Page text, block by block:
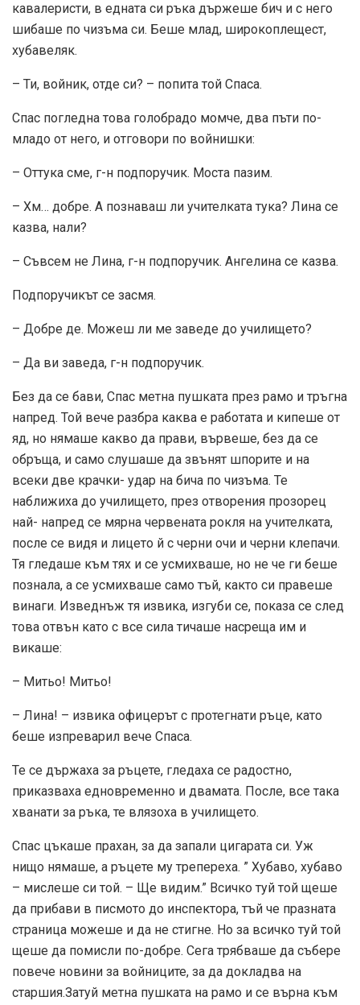
кавалеристи, в едната си ръка държеше бич и с него
шибаше по чизъма си. Беше млад, широкоплещест,
хубавеляк.
– Ти, войник, отде си? – попита той Спаса.
Спас погледна това голобрадо момче, два пъти по-
младо от него, и отговори по войнишки:
– Оттука сме, г-н подпоручик. Моста пазим.
– Хм… добре. А познаваш ли учителката тука? Лина се
казва, нали?
– Съвсем не Лина, г-н подпоручик. Ангелина се казва.
Подпоручикът се засмя.
– Добре де. Можеш ли ме заведе до училището?
– Да ви заведа, г-н подпоручик.
Без да се бави, Спас метна пушката през рамо и тръгна
напред. Той вече разбра каква е работата и кипеше от
яд, но нямаше какво да прави, вървеше, без да се
обръща, и само слушаше да звънят шпорите и на
всеки две крачки- удар на бича по чизъма. Те
наближиха до училището, през отворения прозорец
най- напред се мярна червената рокля на учителката,
после се видя и лицето й с черни очи и черни клепачи.
Тя гледаше към тях и се усмихваше, но не че ги беше
познала, а се усмихваше само тъй, както си правеше
винаги. Изведнъж тя извика, изгуби се, показа се след
това отвън като с все сила тичаше насреща им и
викаше:
– Митьо! Митьо!
– Лина! – извика офицерът с протегнати ръце, като
беше изпреварил вече Спаса.
Те се държаха за ръцете, гледаха се радостно,
приказваха едновременно и двамата. После, все така
хванати за ръка, те влязоха в училището.
Спас цъкаше прахан, за да запали цигарата си. Уж
нищо нямаше, а ръцете му трепереха. ” Хубаво, хубаво
– мислеше си той. – Ще видим.” Всичко туй той щеше
да прибави в писмото до инспектора, тъй че празната
страница можеше и да не стигне. Но за всичко туй той
щеше да помисли по-добре. Сега трябваше да събере
повече новини за войниците, за да докладва на
старшия.Затуй метна пушката на рамо и се върна към